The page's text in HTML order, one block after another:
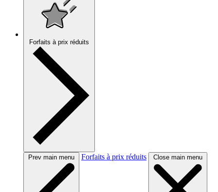
Forfaits à prix réduits
Prev main menu Forfaits à prix réduits Close main menu